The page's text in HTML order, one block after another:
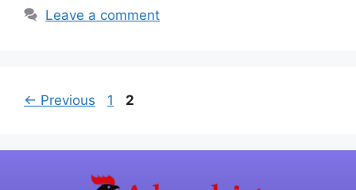
Leave a comment
← Previous 1 2